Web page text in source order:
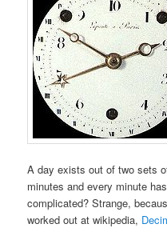
A day exists out of two sets
minutes and every minute
complicated? Strange,
worked out at wikipedia,